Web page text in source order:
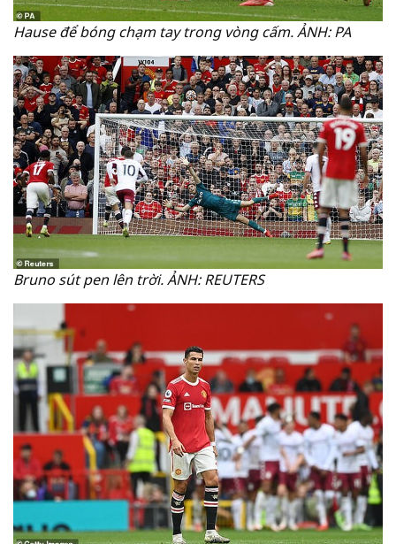
Hause để bóng chạm tay trong vòng cấm. ẢNH: PA
Bruno sút pen lên trời. ẢNH: REUTERS